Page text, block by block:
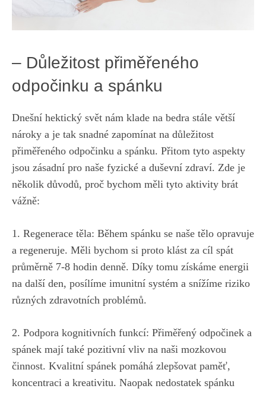
– Důležitost přiměřeného
odpočinku a spánku
Dnešní hektický svět nám klade na​ bedra stále větší
nároky‍ a je‌ tak snadné zapomínat na důležitost
přiměřeného odpočinku a spánku. Přitom​ tyto aspekty
jsou zásadní pro naše fyzické a duševní zdraví. Zde je
několik důvodů, proč bychom měli tyto aktivity brát
vážně:
1. Regenerace těla: ​Během spánku se naše tělo opravuje
a regeneruje. Měli bychom si proto klást⁢ za cíl spát
průměrně 7-8 hodin denně. Díky tomu‍ získáme⁤ energii
na další den,⁢ posílíme imunitní systém ⁣a ​snížíme riziko
různých zdravotních problémů.
2. Podpora kognitivních funkcí: Přiměřený odpočinek a
spánek mají také pozitivní vliv na naši mozkovou
činnost.⁣ Kvalitní spánek pomáhá zlepšovat paměť,
koncentraci ‌a kreativitu. Naopak nedostatek​ spánku